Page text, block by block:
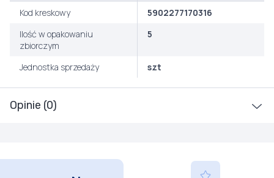
Opinie (0)
Kod kreskowy
5902277170316
Ilość w opakowaniu
zbiorczym
5
Jednostka sprzedaży szt